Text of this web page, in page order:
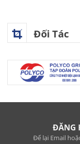
Đối Tác
ĐĂNG
Để lại Email